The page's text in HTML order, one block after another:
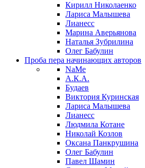
Кирилл Николаенко
Лариса Малышева
Лианесс
Марина Аверьянова
Наталья Зубрилина
Олег Бабулин
Проба пера начинающих авторов
NaMe
А.К.А.
Будаев
Виктория Куринская
Лариса Малышева
Лианесс
Людмила Котане
Николай Козлов
Оксана Панкрушина
Олег Бабулин
Павел Шамин